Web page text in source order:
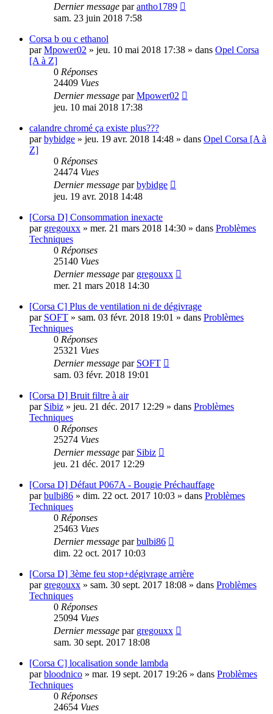
Dernier message parantho1789
sam. 23 juin 2018 7:58
Corsa b ou c ethanol
parMpower02 » jeu. 10 mai 2018 17:38 » dans Opel Corsa
[A à Z]
0 Réponses
24409 Vues
Dernier message parMpower02
jeu. 10 mai 2018 17:38
calandre chromé ça existe plus???
parbybidge » jeu. 19 avr. 2018 14:48 » dans Opel Corsa [A à
Z]
0 Réponses
24474 Vues
Dernier message parbybidge
jeu. 19 avr. 2018 14:48
[Corsa D] Consommation inexacte
par gregouxx » mer. 21 mars 2018 14:30 » dans Problèmes
Techniques
0 Réponses
25140 Vues
Dernier message par gregouxx
mer. 21 mars 2018 14:30
[Corsa C] Plus de ventilation ni de dégivrage
par SOFT » sam. 03 févr. 2018 19:01 » dans Problèmes
Techniques
0 Réponses
25321 Vues
Dernier message par SOFT
sam. 03 févr. 2018 19:01
[Corsa D] Bruit filtre à air
par Sibiz » jeu. 21 déc. 2017 12:29 » dans Problèmes
Techniques
0 Réponses
25274 Vues
Dernier message par Sibiz
jeu. 21 déc. 2017 12:29
[Corsa D] Défaut P067A - Bougie Préchauffage
parbulbi86 » dim. 22 oct. 2017 10:03 » dans Problèmes
Techniques
0 Réponses
25463 Vues
Dernier message parbulbi86
dim. 22 oct. 2017 10:03
[Corsa D] 3ème feu stop+dégivrage arrière
par gregouxx » sam. 30 sept. 2017 18:08 » dans Problèmes
Techniques
0 Réponses
25094 Vues
Dernier message par gregouxx
sam. 30 sept. 2017 18:08
[Corsa C] localisation sonde lambda
parbloodnico » mar. 19 sept. 2017 19:26 » dans Problèmes
Techniques
0 Réponses
24654 Vues